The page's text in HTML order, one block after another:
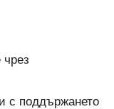
чрез
с поддържането